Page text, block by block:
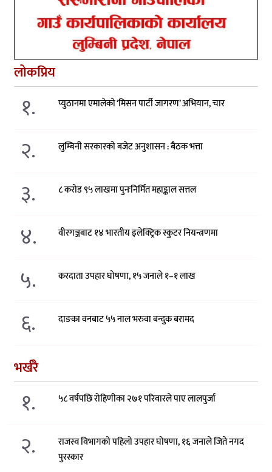
लोकप्रिय
१. प्युठानमा एमालेको ‘मिसन पार्टी जागरण’ अभियान, चार
२. लुम्बिनी सरकारको बजेट अनुशासन : बैठक भत्ता
३. ८ करोड ९५ लाखमा पुनःनिर्मित महाङ्काल सत्तल
४. वीरगञ्जबाट १४ भारतीय इलेक्ट्रिक स्कुटर नियन्त्रणमा
५. करदाता उपहार घोषणा, १५ जनाले १–१ लाख
६. दाङका वनबाट ५५ नाल भरुवा बन्दुक बरामद
भर्खरै
१. ५८ वर्षपछि रोहिणीका २७१ परिवारले पाए लालपुर्जा
२.
राजस्व विभागको पहिलो उपहार घोषणा, १६ जनाले जिते नगद
पुरस्कार